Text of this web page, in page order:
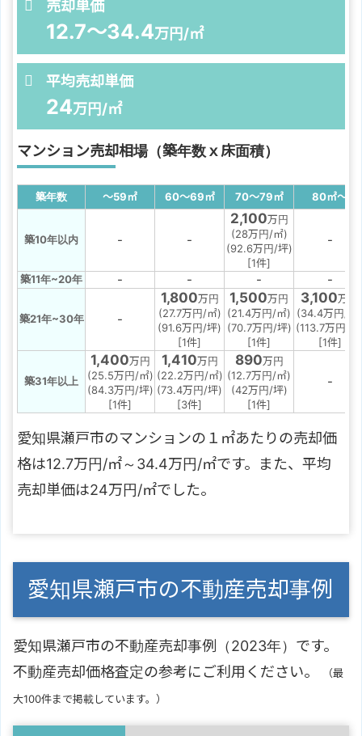
売却単価
12.7～34.4万円/㎡
平均売却単価
24万円/㎡
マンション売却相場（築年数ｘ床面積）
築年数 ～59㎡ 60～69㎡ 70～79㎡ 80㎡～
築10年以内 - -
2,100万円
(28万円/㎡)
(92.6万円/坪)
[1件]
-
築11年~20年 - - - -
築21年~30年 -
1,800万円
(27.7万円/㎡)
(91.6万円/坪)
[1件]
1,500万円
(21.4万円/㎡)
(70.7万円/坪)
[1件]
3,100万円
(34.4万円/㎡)
(113.7万円/
[1件]
築31年以上
1,400万円
(25.5万円/㎡)
(84.3万円/坪)
[1件]
1,410万円
(22.2万円/㎡)
(73.4万円/坪)
[3件]
890万円
(12.7万円/㎡)
(42万円/坪)
[1件]
-
愛知県瀬戸市のマンションの１㎡あたりの売却価
格は12.7万円/㎡～34.4万円/㎡です。また、平均
売却単価は24万円/㎡でした。
愛知県瀬戸市の不動産売却事例
愛知県瀬戸市の不動産売却事例（2023年）です。
不動産売却価格査定の参考にご利用ください。
（最
大100件まで掲載しています。）